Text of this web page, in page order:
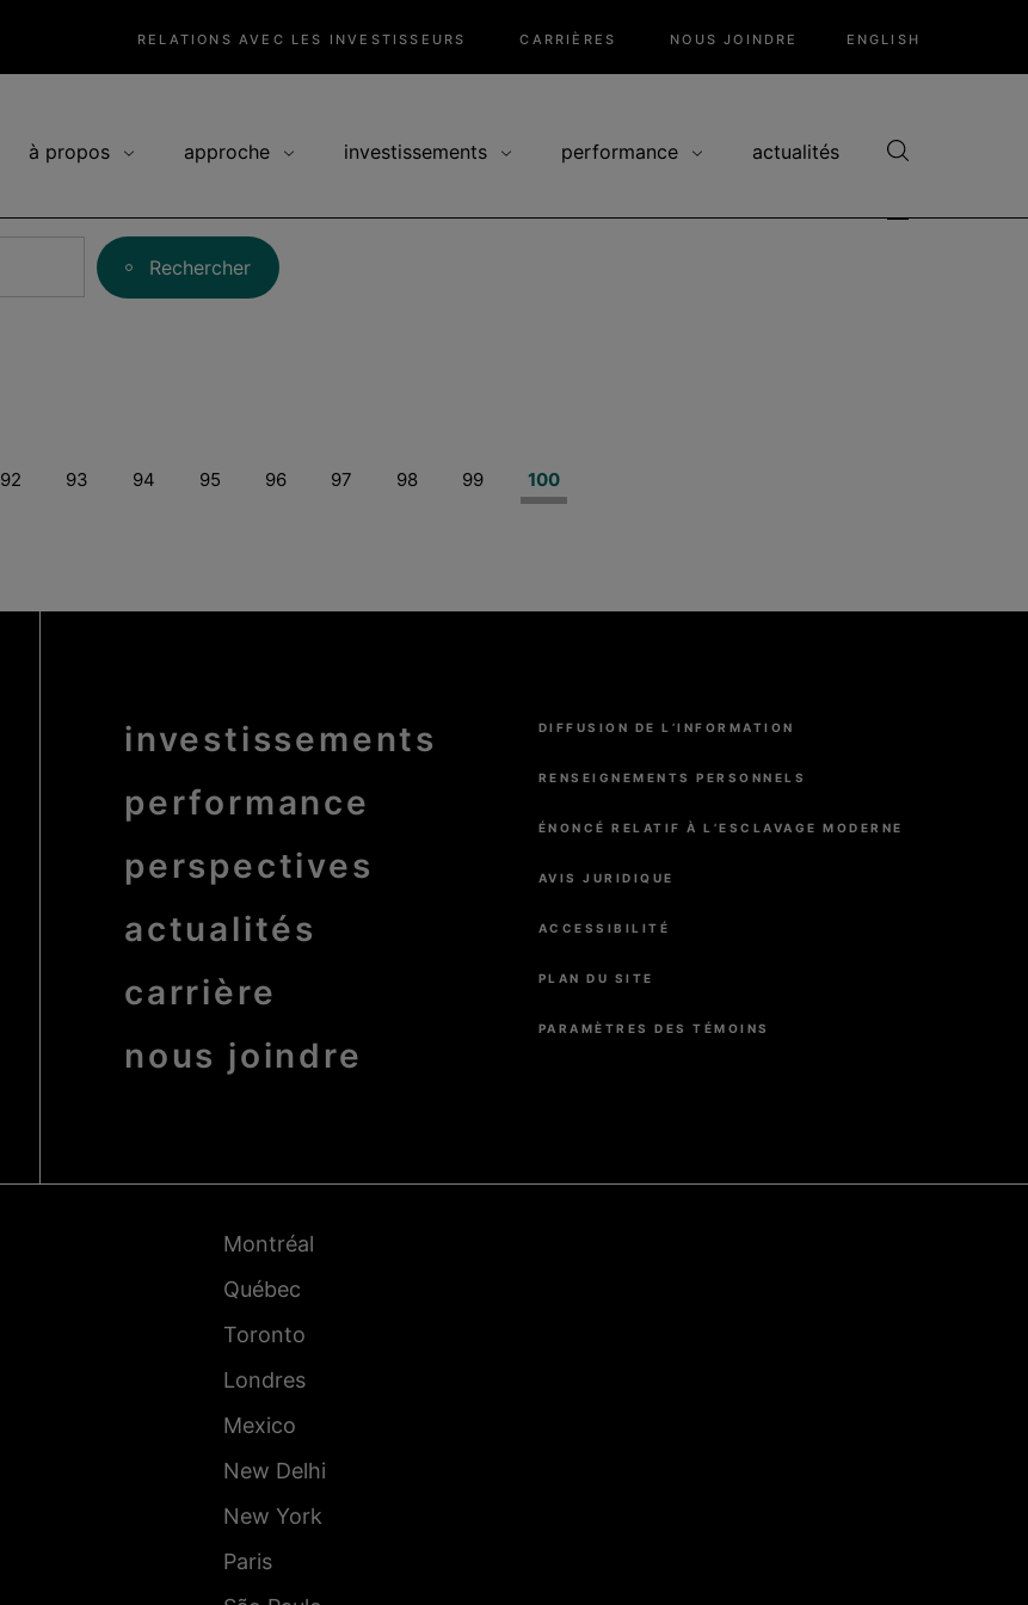
RELATIONS AVEC LES INVESTISSEURS CARRIÈRES NOUS JOINDRE ENGLISH
à propos approche investissements performance actualités
Rechercher
Page
92 Page
93 Page
94 Page
95 Page
96 Page
97 Page
98 Page
99
Page
courante
100
Menu
Pied
de
investissements
performance
perspectives
actualités
carrière
nous joindre
Menu
DIFFUSION DE L’INFORMATION
RENSEIGNEMENTS PERSONNELS
ÉNONCÉ RELATIF À L’ESCLAVAGE MODERNE
AVIS JURIDIQUE
ACCESSIBILITÉ
PLAN DU SITE
PARAMÈTRES DES TÉMOINS
-
Villes
Montréal
Québec
Toronto
Londres
Mexico
New Delhi
New York
Paris